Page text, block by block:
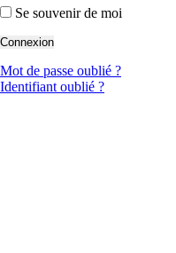
Se souvenir de moi
Mot de passe oublié ?
Identifiant oublié ?